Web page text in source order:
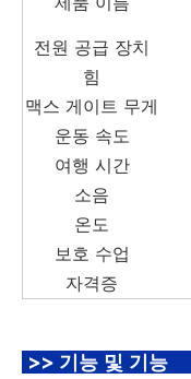
전원 공급 장치
힘
맥스 게이트 무게
운동 속도
여행 시간
소음
온도
보호 수업
자격증
>> 기능 및 기능